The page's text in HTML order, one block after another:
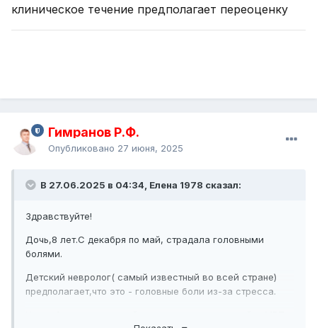
клиническое течение предполагает переоценку
Гимранов Р.Ф.
Опубликовано 27 июня, 2025
В 27.06.2025 в 04:34, Елена 1978 сказал:
Здравствуйте!
Дочь,8 лет.С декабря по май, страдала головными
болями.
Детский невролог( самый известный во всей стране)
предполагает,что это - головные боли из-за стресса.